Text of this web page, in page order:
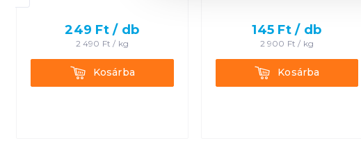
249 Ft / db
2 490 Ft / kg
KosárbaKosárba
145 Ft / db
2 900 Ft / kg
KosárbaKosárba